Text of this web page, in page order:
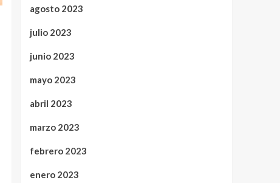
agosto 2023
julio 2023
junio 2023
mayo 2023
abril 2023
marzo 2023
febrero 2023
enero 2023